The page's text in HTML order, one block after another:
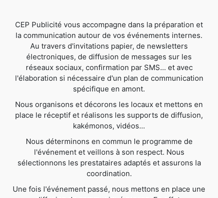
CEP Publicité vous accompagne dans la préparation et
la communication autour de vos événements internes.
Au travers d'invitations papier, de newsletters
électroniques, de diffusion de messages sur les
réseaux sociaux, confirmation par SMS... et avec
l'élaboration si nécessaire d'un plan de communication
spécifique en amont.
Nous organisons et décorons les locaux et mettons en
place le réceptif et réalisons les supports de diffusion,
kakémonos, vidéos...
Nous déterminons en commun le programme de
l'événement et veillons à son respect. Nous
sélectionnons les prestataires adaptés et assurons la
coordination.
Une fois l'événement passé, nous mettons en place une